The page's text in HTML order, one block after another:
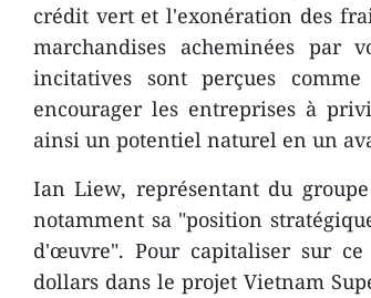
crédit vert et l'exonération des
marchandises acheminées par
incitatives sont perçues
encourager les entreprises à
ainsi un potentiel naturel en un
Ian Liew, représentant du
notamment sa "position
d'œuvre". Pour capitaliser sur
dollars dans le projet Vietnam